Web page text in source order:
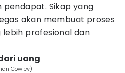
Sikap yang
akan membuat proses
lebih profesional dan
uang
Cowley)